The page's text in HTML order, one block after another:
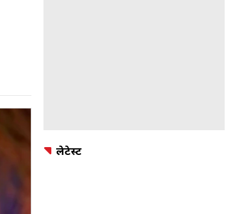
लेटेस्ट